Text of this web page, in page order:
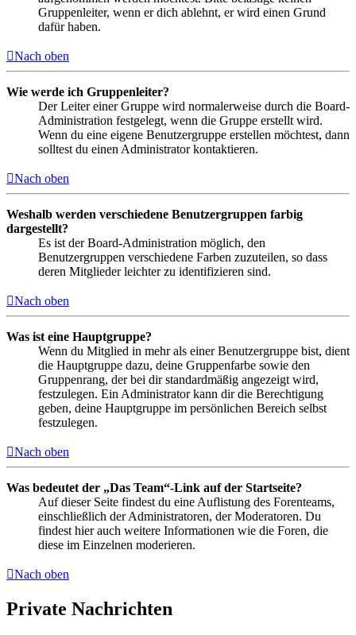
Gruppenleiter, wenn er dich ablehnt, er wird einen Grund
dafür haben.
Nach oben
Wie werde ich Gruppenleiter?
Der Leiter einer Gruppe wird normalerweise durch die Board-
Administration festgelegt, wenn die Gruppe erstellt wird.
Wenn du eine eigene Benutzergruppe erstellen möchtest, dann
solltest du einen Administrator kontaktieren.
Nach oben
Weshalb werden verschiedene Benutzergruppen farbig
dargestellt?
Es ist der Board-Administration möglich, den
Benutzergruppen verschiedene Farben zuzuteilen, so dass
deren Mitglieder leichter zu identifizieren sind.
Nach oben
Was ist eine Hauptgruppe?
Wenn du Mitglied in mehr als einer Benutzergruppe bist, dient
die Hauptgruppe dazu, deine Gruppenfarbe sowie den
Gruppenrang, der bei dir standardmäßig angezeigt wird,
festzulegen. Ein Administrator kann dir die Berechtigung
geben, deine Hauptgruppe im persönlichen Bereich selbst
festzulegen.
Nach oben
Was bedeutet der „Das Team“-Link auf der Startseite?
Auf dieser Seite findest du eine Auflistung des Forenteams,
einschließlich der Administratoren, der Moderatoren. Du
findest hier auch weitere Informationen wie die Foren, die
diese im Einzelnen moderieren.
Nach oben
Private Nachrichten